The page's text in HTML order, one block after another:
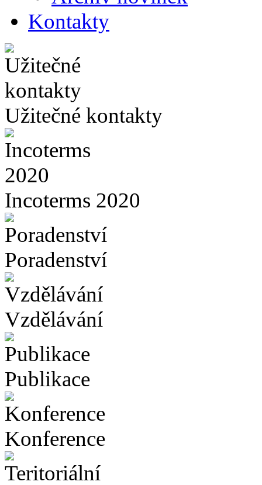
Kontakty
Užitečné kontakty
Incoterms 2020
Poradenství
Vzdělávání
Publikace
Konference